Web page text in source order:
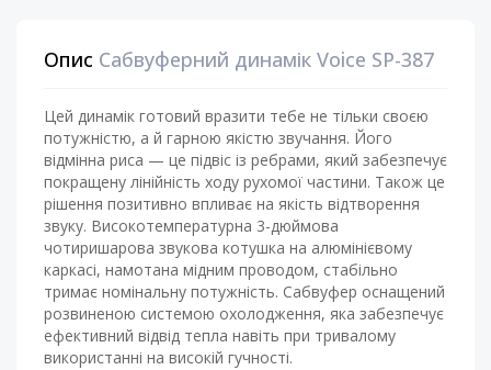
Опис Сабвуферний динамік Voice SP-387
Цей динамік готовий вразити тебе не тільки своєю
потужністю, а й гарною якістю звучання. Його
відмінна риса — це підвіс із ребрами, який забезпечує
покращену лінійність ходу рухомої частини. Також це
рішення позитивно впливає на якість відтворення
звуку. Високотемпературна 3-дюймова
чотиришарова звукова котушка на алюмінієвому
каркасі, намотана мідним проводом, стабільно
тримає номінальну потужність. Сабвуфер оснащений
розвиненою системою охолодження, яка забезпечує
ефективний відвід тепла навіть при тривалому
використанні на високій гучності.